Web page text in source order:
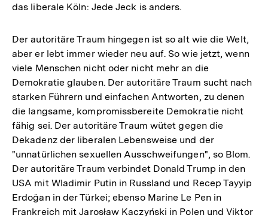
das liberale Köln: Jede Jeck is anders.
Der autoritäre Traum hingegen ist so alt wie die Welt,
aber er lebt immer wieder neu auf. So wie jetzt, wenn
viele Menschen nicht oder nicht mehr an die
Demokratie glauben. Der autoritäre Traum sucht nach
starken Führern und einfachen Antworten, zu denen
die langsame, kompromissbereite Demokratie nicht
fähig sei. Der autoritäre Traum wütet gegen die
Dekadenz der liberalen Lebensweise und der
"unnatürlichen sexuellen Ausschweifungen", so Blom.
Der autoritäre Traum verbindet Donald Trump in den
USA mit Wladimir Putin in Russland und Recep Tayyip
Erdoğan in der Türkei; ebenso Marine Le Pen in
Frankreich mit Jarosław Kaczyński in Polen und Viktor